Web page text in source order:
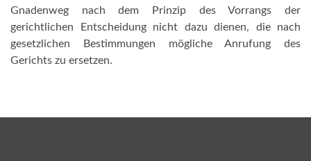
Gnadenweg nach dem Prinzip des Vorrangs der
gerichtlichen Entscheidung nicht dazu dienen, die nach
gesetzlichen Bestimmungen mögliche Anrufung des
Gerichts zu ersetzen.